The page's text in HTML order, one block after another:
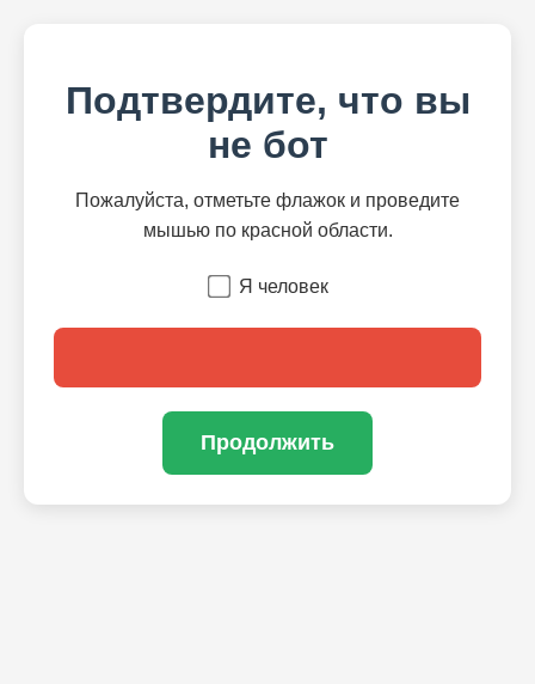
Подтвердите, что вы
не бот
Пожалуйста, отметьте флажок и проведите
мышью по красной области.
Я человек
Продолжить